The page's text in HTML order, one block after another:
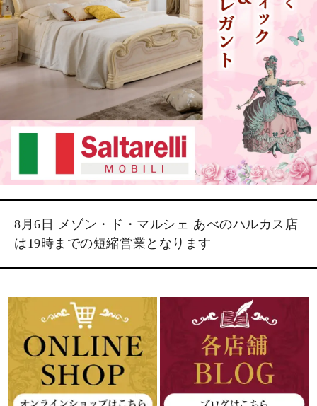
8月6日 メゾン・ド・マルシェ あべのハルカス店
は19時までの短縮営業となります